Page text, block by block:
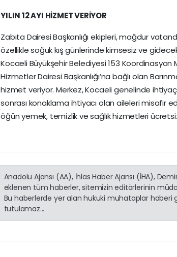
YILIN 12 AYI HİZMET VERİYOR
Zabıta Dairesi Başkanlığı ekipleri, mağdur
özellikle soğuk kış günlerinde kimsesiz ve
Kocaeli Büyükşehir Belediyesi 153 Koordinasyon
Hizmetler Dairesi Başkanlığı’na bağlı olan
hizmet veriyor. Merkez, Kocaeli genelinde ihtiyaç
sonrası konaklama ihtiyacı olan aileleri misafir
öğün yemek, temizlik ve sağlık hizmetleri
Anadolu Ajansı (AA), İhlas Haber Ajansı (İHA),
eklenen tüm haberler, sitemizin editörlerinin
Bu haberlerde yer alan hukuki muhataplar
tutulamaz...